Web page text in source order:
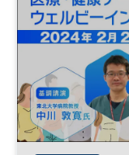
経営戦略